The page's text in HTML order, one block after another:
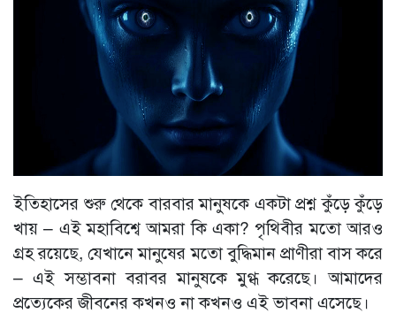
ইতিহাসের শুরু থেকে বারবার মানুষকে একটা প্রশ্ন কুঁড়ে কুঁড়ে
খায় – এই মহাবিশ্বে আমরা কি একা? পৃথিবীর মতো আরও
গ্রহ রয়েছে, যেখানে মানুষের মতো বুদ্ধিমান প্রাণীরা বাস করে
– এই সম্ভাবনা বরাবর মানুষকে মুগ্ধ করেছে। আমাদের
প্রত্যেকের জীবনের কখনও না কখনও এই ভাবনা এসেছে।